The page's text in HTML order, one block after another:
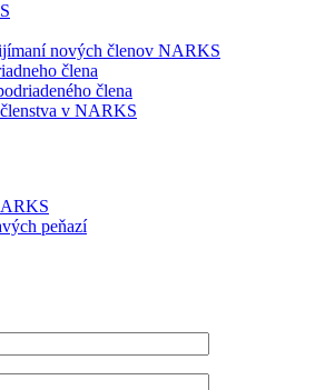
nových členov NARKS
člena
člena
v NARKS
peňazí